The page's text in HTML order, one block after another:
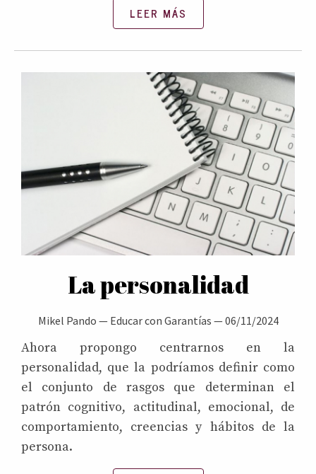
LEER MÁS
La personalidad
Mikel Pando — Educar con Garantías —06/11/2024
Ahora propongo centrarnos en la
personalidad, que la podríamos definir como
el conjunto de rasgos que determinan el
patrón cognitivo, actitudinal, emocional, de
comportamiento, creencias y hábitos de la
persona.